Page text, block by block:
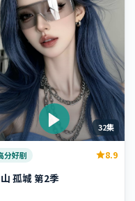
32集
分好剧 8.9
孤城 第2季